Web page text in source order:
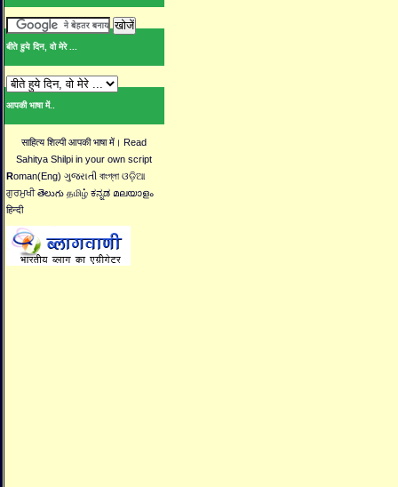
बीते हुये दिन, वो मेरे ...
आपकी भाषा में..
साहित्य शिल्पी आपकी भाषा में। Read
Sahitya Shilpi in your own script
Roman(Eng) ગુજરાતી বাংগ্লা ଓଡ଼ିଆ
ਗੁਰਮੁਖੀ తెలుగు தமிழ் ಕನ್ನಡ മലയാളം
हिन्दी